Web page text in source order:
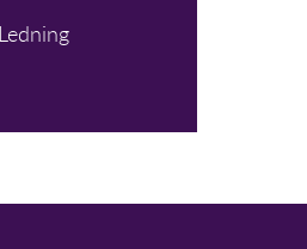
Ledning